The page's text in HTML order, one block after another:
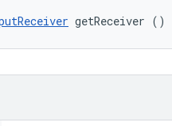
getReceiver ()